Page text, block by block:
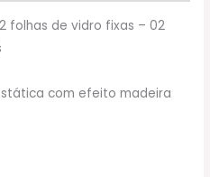
folhas de vidro fixas – 02
com efeito madeira